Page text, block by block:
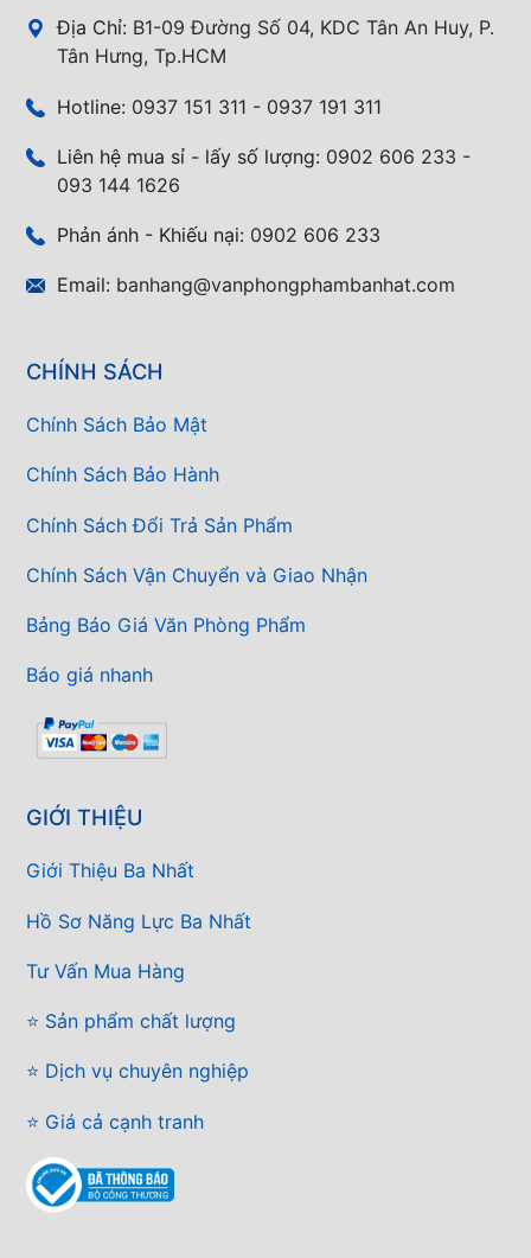
Địa Chỉ: B1-09 Đường Số 04, KDC Tân An Huy, P.
Tân Hưng, Tp.HCM
Hotline: 0937 151 311 - 0937 191 311
Liên hệ mua sỉ - lấy số lượng: 0902 606 233 -
093 144 1626
Phản ánh - Khiếu nại: 0902 606 233
Email: banhang@vanphongphambanhat.com
CHÍNH SÁCH
Chính Sách Bảo Mật
Chính Sách Bảo Hành
Chính Sách Đổi Trả Sản Phẩm
Chính Sách Vận Chuyển và Giao Nhận
Bảng Báo Giá Văn Phòng Phẩm
Báo giá nhanh
GIỚI THIỆU
Giới Thiệu Ba Nhất
Hồ Sơ Năng Lực Ba Nhất
Tư Vấn Mua Hàng
⭐ Sản phẩm chất lượng
⭐ Dịch vụ chuyên nghiệp
⭐ Giá cả cạnh tranh